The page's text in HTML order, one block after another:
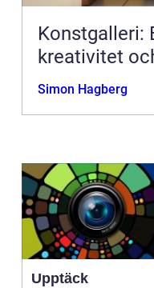
Konstgalleri:
kreativitet
Simon Hagberg
Upptäck